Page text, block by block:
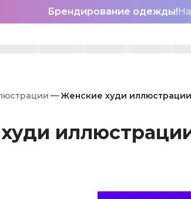
Брендирование одежды!
Женские худи иллюстрации